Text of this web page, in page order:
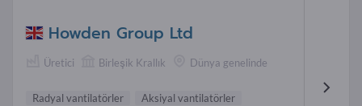
Howden Group Ltd
Üretici Birleşik Krallık Dünya genelinde
Radyal vantilatörler
Aksiyal vantilatörler